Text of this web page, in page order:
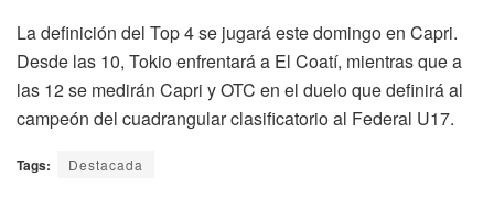
La definición del Top 4 se jugará este domingo en Capri.
Desde las 10, Tokio enfrentará a El Coatí, mientras que a
las 12 se medirán Capri y OTC en el duelo que definirá al
campeón del cuadrangular clasificatorio al Federal U17.
Tags: Destacada